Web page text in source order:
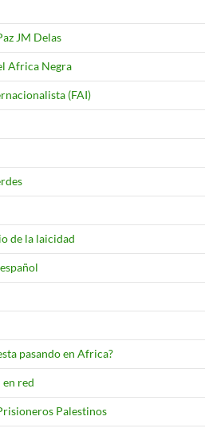
JM Delas
Africa Negra
(FAI)
de la laicidad
pasando en Africa?
red
Palestinos